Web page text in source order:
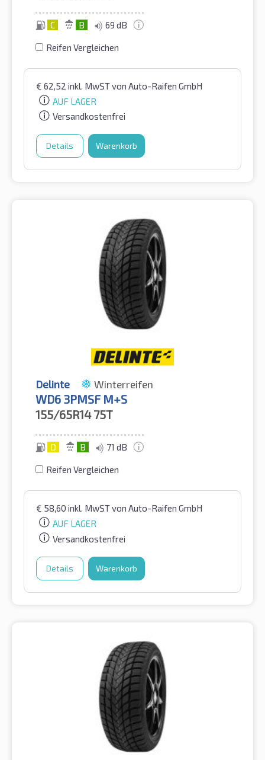
C B 69 dB
Reifen Vergleichen
€ 62,52 inkl. MwSTvon Auto-Raifen GmbH
AUF LAGER
Versandkostenfrei
Details Warenkorb
Delinte Winterreifen
WD6 3PMSF M+S
155/65R14 75T
D B 71 dB
Reifen Vergleichen
€ 58,60 inkl. MwSTvon Auto-Raifen GmbH
AUF LAGER
Versandkostenfrei
Details Warenkorb